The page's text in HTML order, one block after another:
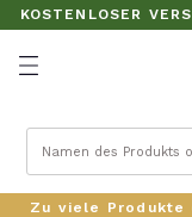
KOSTENLOSER
Zu viele Produkte